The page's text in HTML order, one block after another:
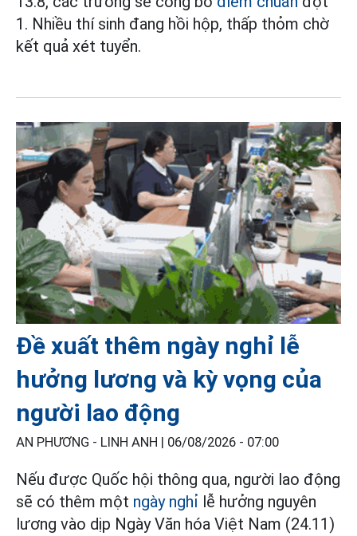
1. Nhiều thí sinh đang hồi hộp, thấp thỏm chờ
kết quả xét tuyển.
Đề xuất thêm ngày nghỉ lễ
hưởng lương và kỳ vọng của
người lao động
AN PHƯƠNG - LINH ANH | 06/08/2026 - 07:00
Nếu được Quốc hội thông qua, người lao động
sẽ có thêm một ngày nghỉ lễ hưởng nguyên
lương vào dịp Ngày Văn hóa Việt Nam (24.11)